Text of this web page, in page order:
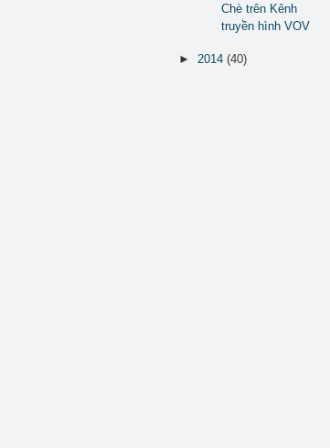
Chè trên Kênh
truyền hình VOV
► 2014 (40)